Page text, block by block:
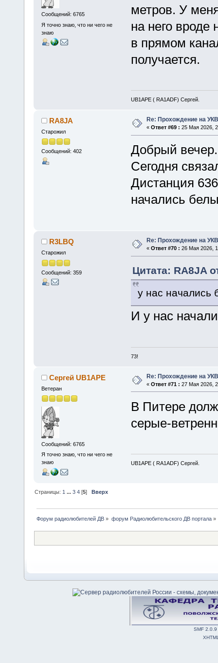
Сообщений: 6765
Я точно знаю, что ни чего не
знаю
метров. У
на него вроде
в прямом
получается.
UB1APE ( RA1ADF) Сергей.
RA8JA
Старожил
Сообщений: 402
Re: Прохождение на УКВ
« Ответ #69 : 25 Мая 2026,
Добрый
Сегодня
Дистанция
начались
R3LBQ
Старожил
Сообщений: 359
Re: Прохождение на УКВ
« Ответ #70 : 26 Мая 2026,
Цитата: RA8JA
у нас начались
И у нас
73!
Сергей UB1APE
Ветеран
Сообщений: 6765
Я точно знаю, что ни чего не
знаю
Re: Прохождение на УКВ
« Ответ #71 : 27 Мая 2026,
В Питере
серые-
UB1APE ( RA1ADF) Сергей.
Страницы: 1 ...3 4 [5]Вверх
Форум радиолюбителей ДВ » форум Радиолюбительского ДВ портала»
SMF 2.0.9